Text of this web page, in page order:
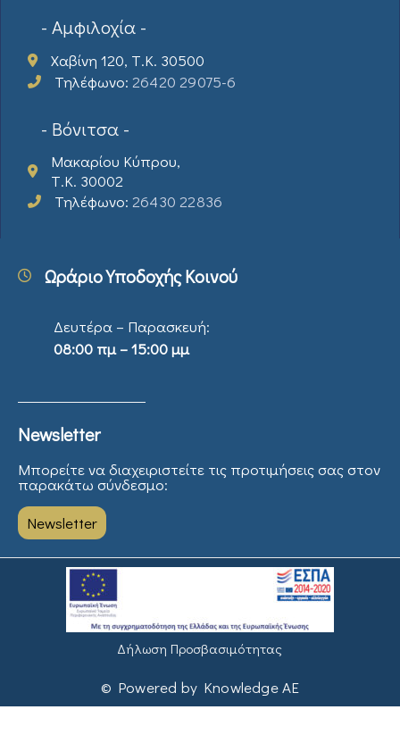
- Αμφιλοχία -
Χαβίνη 120, Τ.Κ. 30500
Τηλέφωνο: 26420 29075-6
- Βόνιτσα -
Μακαρίου Κύπρου,
Τ.Κ. 30002
Τηλέφωνο: 26430 22836
Ωράριο Υποδοχής Κοινού
Δευτέρα – Παρασκευή:
08:00 πμ – 15:00 μμ
Newsletter
Μπορείτε να διαχειριστείτε τις προτιμήσεις σας στον
παρακάτω σύνδεσμο:
Newsletter
Δήλωση Προσβασιμότητας
© Powered by Knowledge AE